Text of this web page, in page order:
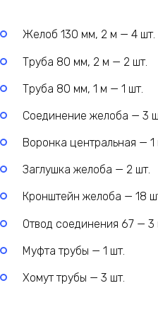
Желоб 130 мм, 2 м — 4 шт.
Труба 80 мм, 2 м — 2 шт.
Труба 80 мм, 1 м — 1 шт.
Соединение желоба — 3
Воронка центральная — 1
Заглушка желоба — 2 шт.
Кронштейн желоба — 18
Отвод соединения 67 — 3
Муфта трубы — 1 шт.
Хомут трубы — 3 шт.